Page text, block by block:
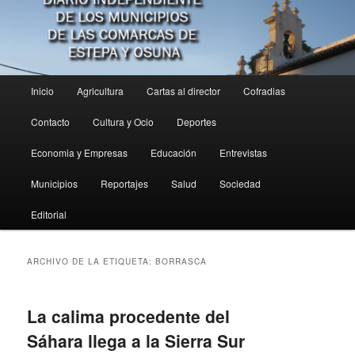
principal
Inicio Agricultura Cartas al director Cofradias
Contacto Cultura y Ocio Deportes
Economia y Empresas Educación Entrevistas
Municipios Reportajes Salud Sociedad
Editorial
ARCHIVO DE LA ETIQUETA:BORRASCA
La calima procedente del
Sáhara llega a la Sierra Sur